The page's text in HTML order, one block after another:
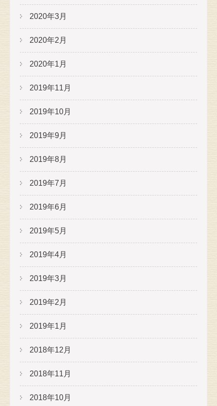
2020年3月
2020年2月
2020年1月
2019年11月
2019年10月
2019年9月
2019年8月
2019年7月
2019年6月
2019年5月
2019年4月
2019年3月
2019年2月
2019年1月
2018年12月
2018年11月
2018年10月